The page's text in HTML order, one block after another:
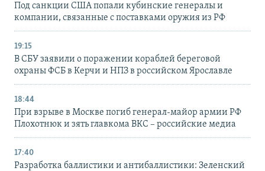
Под санкции США попали кубинские генералы и
компании, связанные с поставками оружия из РФ
19:15
В СБУ заявили о поражении кораблей береговой
охраны ФСБ в Керчи и НПЗ в российском Ярославле
18:44
При взрыве в Москве погиб генерал-майор армии РФ
Плохотнюк и зять главкома ВКС – российские медиа
17:40
Разработка баллистики и антибаллистики: Зеленский